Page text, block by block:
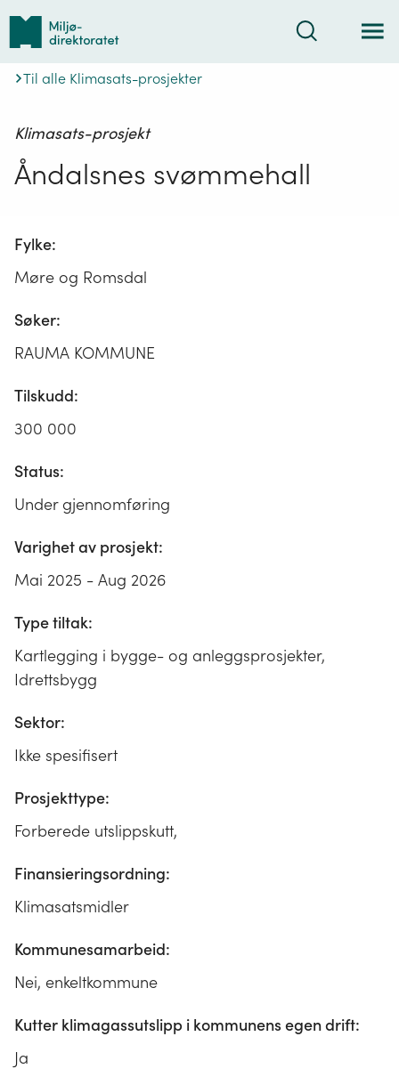
Tilbake
forsiden
Søk
Til alle Klimasats-prosjekter
Klimasats-prosjekt
Åndalsnes svømmehall
Fylke:
Møre og Romsdal
Søker:
RAUMA KOMMUNE
Tilskudd:
300 000
Status:
Under gjennomføring
Varighet av prosjekt:
Mai 2025 - Aug 2026
Type tiltak:
Kartlegging i bygge- og anleggsprosjekter,
Idrettsbygg
Sektor:
Ikke spesifisert
Prosjekttype:
Forberede utslippskutt,
Finansieringsordning:
Klimasatsmidler
Kommunesamarbeid:
Nei, enkeltkommune
Kutter klimagassutslipp i kommunens egen drift:
Ja